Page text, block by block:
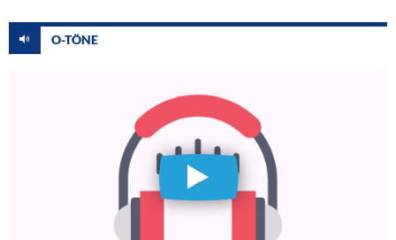
O-TÖNE